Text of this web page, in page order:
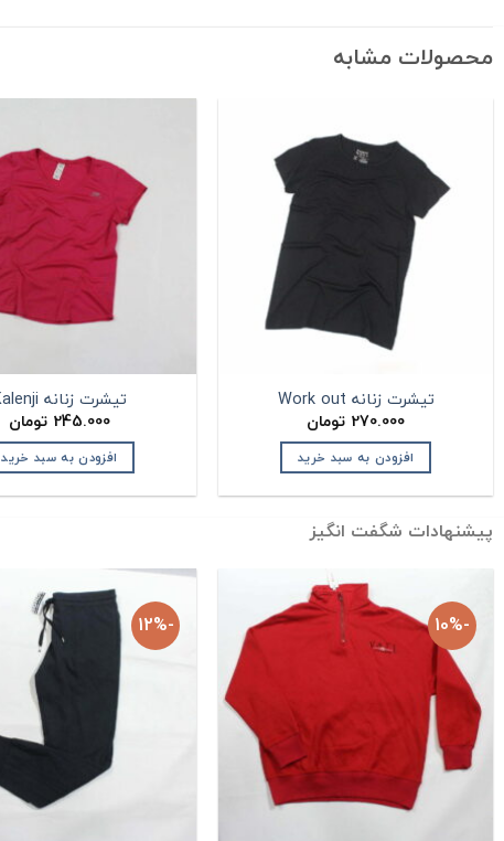
محصولات مشابه
تیشرت زنانه Work out
270.000 تومان
افزودن به سبد خرید
تیشرت زنانه Kalenji
245.000 تومان
افزودن به سبد خرید
پیشنهادات شگفت انگیز
-10%
-12%